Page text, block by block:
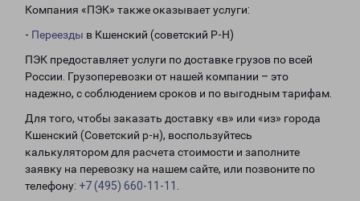
Компания «ПЭК» также оказывает услуги:
- Переезды в Кшенский (советский Р-Н)
ПЭК предоставляет услуги по доставке грузов по всей
России. Грузоперевозки от нашей компании – это
надежно, с соблюдением сроков и по выгодным тарифам.
Для того, чтобы заказать доставку «в» или «из» города
Кшенский (Советский р-н), воспользуйтесь
калькулятором для расчета стоимости и заполните
заявку на перевозку на нашем сайте, или позвоните по
телефону: +7 (495) 660-11-11